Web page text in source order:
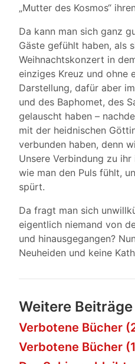
„Mutter des Kosmos“
Da kann man sich ganz
Gäste gefühlt haben, als
Weihnachtskonzert in
einziges Kreuz und ohne
Darstellung, dafür aber
und des Baphomet, des
gelauscht haben –
mit der heidnischen
verbunden haben, denn
Unsere Verbindung zu
wie man den Puls fühlt,
spürt.
Da fragt man sich
eigentlich niemand von
und hinausgegangen?
Neuheiden und keine
Weitere Beiträge
Verbotene Bücher
Verbotene Bücher